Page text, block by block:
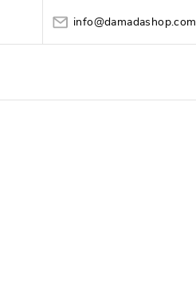
info@damadashop.com